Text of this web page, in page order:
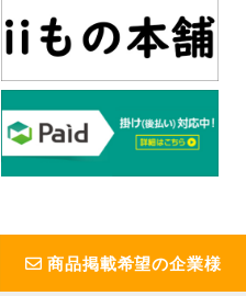
商品掲載希望の企業様